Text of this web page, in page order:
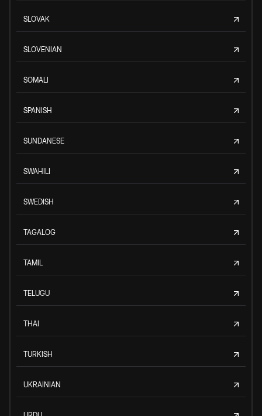
SLOVAK
SLOVENIAN
SOMALI
SPANISH
SUNDANESE
SWAHILI
SWEDISH
TAGALOG
TAMIL
TELUGU
THAI
TURKISH
UKRAINIAN